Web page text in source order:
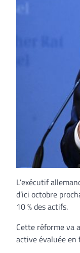
L’exécutif
d’ici octobre
10 % des actifs.
Cette réforme va
active évaluée en